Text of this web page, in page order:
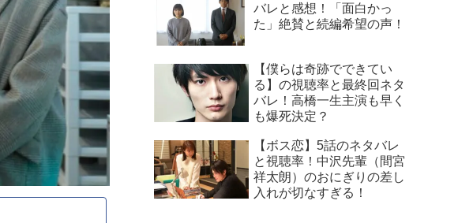
バレと感想！「面白かっ
た」絶賛と続編希望の声！
【僕らは奇跡でできてい
る】の視聴率と最終回ネタ
バレ！高橋一生主演も早く
も爆死決定？
【ボス恋】5話のネタバレ
と視聴率！中沢先輩（間宮
祥太朗）のおにぎりの差し
入れが切なすぎる！